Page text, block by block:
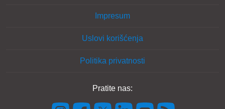
Impresum
Uslovi korišćenja
Politika privatnosti
Pratite nas: